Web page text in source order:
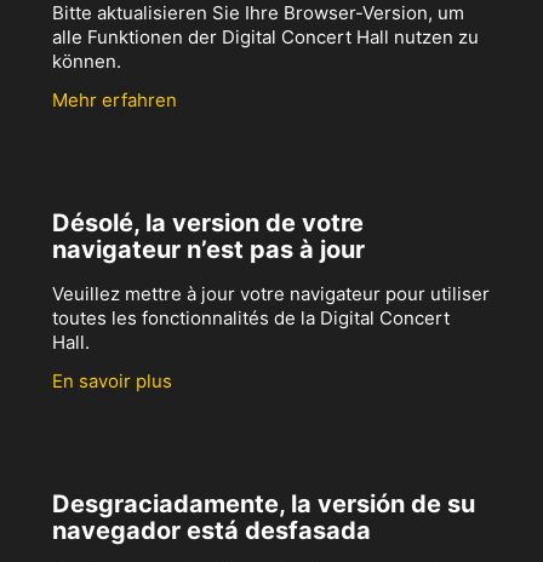
Bitte aktualisieren Sie Ihre Browser-Version, um
alle Funktionen der Digital Concert Hall nutzen zu
können.
Mehr erfahren
Désolé, la version de votre
navigateur n’est pas à jour
Veuillez mettre à jour votre navigateur pour utiliser
toutes les fonctionnalités de la Digital Concert
Hall.
En savoir plus
Desgraciadamente, la versión de su
navegador está desfasada